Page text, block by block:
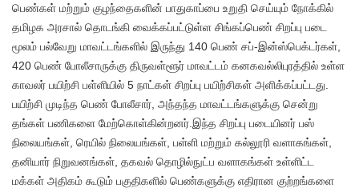
பெண்கள் மற்றும் குழந்தைகளின் பாதுகாப்பை உறுதி செய்யும் நோக்கில்
தமிழக அரசால் தொடங்கி வைக்கப்பட்டுள்ள சிங்கப்பெண் சிறப்பு படை
மூலம் பல்வேறு மாவட்டங்களில் இருந்து 140 பெண் சப்-இன்ஸ்பெக்டர்கள்,
420 பெண் போலீசாருக்கு திருவள்ளூர் மாவட்டம் கனகவல்லிபுரத்தில் உள்ள
காவலர் பயிற்சி பள்ளியில் 5 நாட்கள் சிறப்பு பயிற்சிகள் அளிக்கப்பட்டது.
பயிற்சி முடிந்த பெண் போலீசார், அந்தந்த மாவட்டங்களுக்கு சென்று
தங்கள் பணிகளை மேற்கொள்கின்றனர்.இந்த சிறப்பு படையினர் பஸ்
நிலையங்கள், ரெயில் நிலையங்கள், பள்ளி மற்றும் கல்லூரி வளாகங்கள்,
தனியார் நிறுவனங்கள், தகவல் தொழில்நுட்ப வளாகங்கள் உள்ளிட்ட
மக்கள் அதிகம் கூடும் பகுதிகளில் பெண்களுக்கு எதிரான குற்றங்களை